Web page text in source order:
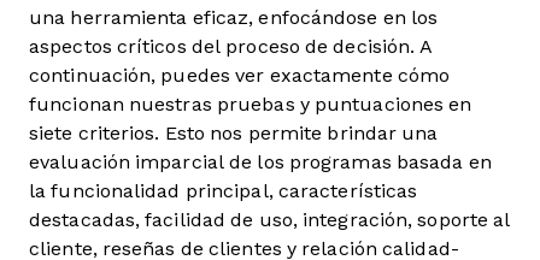
una herramienta eficaz, enfocándose en los
aspectos críticos del proceso de decisión. A
continuación, puedes ver exactamente cómo
funcionan nuestras pruebas y puntuaciones en
siete criterios. Esto nos permite brindar una
evaluación imparcial de los programas basada en
la funcionalidad principal, características
destacadas, facilidad de uso, integración, soporte al
cliente, reseñas de clientes y relación calidad-